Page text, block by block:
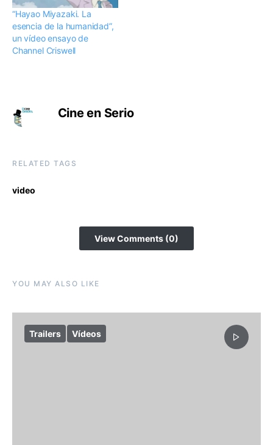
“Hayao Miyazaki. La
esencia de la humanidad”,
un vídeo ensayo de
Channel Criswell
Cine en Serio
RELATED TAGS
video
View Comments (0)
YOU MAY ALSO LIKE
Trailers Vídeos